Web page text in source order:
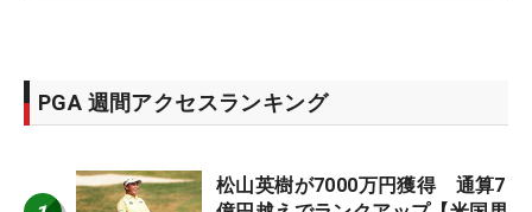
PGA 週間アクセスランキング
松山英樹が7000万円獲得 通算7